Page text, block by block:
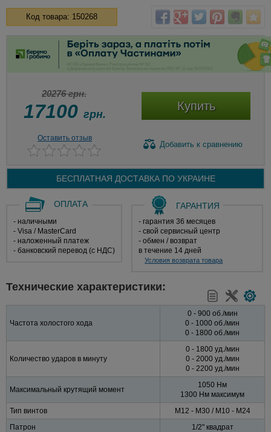
Код товара: 150268
20276 грн.
17100 грн.
Купить
Оставить отзыв
Добавить к сравнению
БЕСПЛАТНАЯ ДОСТАВКА ПО УКРАИНЕ
ОПЛАТА
- наличными
- Visa / MasterCard
- наложенный платеж
- банковский перевод (с НДС)
ГАРАНТИЯ
- гарантия 36 месяцев
- свой сервисный центр
- обмен / возврат
в течение 14 дней
Условия возврата товара
Технические характеристики:
Частота холостого хода
0 - 900 об./мин
0 - 1000 об./мин
0 - 1800 об./мин
Количество ударов в минуту
0 - 1800 уд./мин
0 - 2000 уд./мин
0 - 2200 уд./мин
Максимальный крутящий момент
1050 Нм
1300 Нм максимум
Тип винтов
M12 - M30 / M10 - M24
Патрон
1/2" квадрат